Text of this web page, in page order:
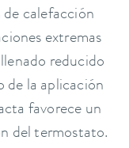
calefacción
extremas
reducido
de la aplicación
favorece un
del termostato.